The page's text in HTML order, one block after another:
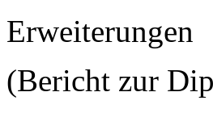
Erweiterungen
(Bericht zur